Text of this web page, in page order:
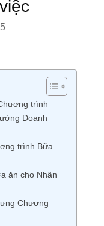
trình
Doanh
trình Bữa
ăn cho Nhân
Chương